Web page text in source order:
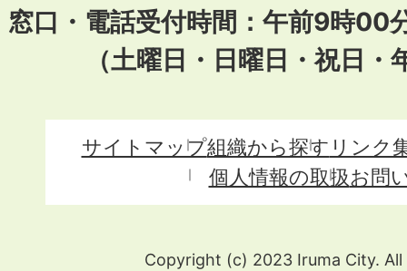
窓口・電話受付時間：午前9時00
（土曜日・日曜日・祝日
サイトマップ組織から探す リンク
個人情報の取扱お問
Copyright (c) 2023 Iruma City. All